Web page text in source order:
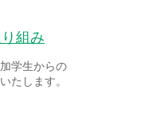
組み
学生からの
たします。